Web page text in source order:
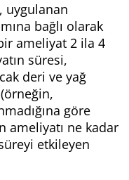
uygulanan
bağlı olarak
ameliyat 2 ila 4
süresi,
deri ve yağ
göre
ameliyatı ne kadar
etkileyen